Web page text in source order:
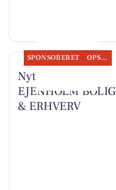
SPONSORERET OPSLAGSTAVLEN
Nyt fra
EJENHOLM BOLIG
& ERHVERV